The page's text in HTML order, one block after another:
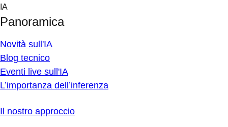
Skip
content
IA
Panoramica
Novità sull'IA
Blog tecnico
Eventi live sull'IA
L’importanza dell’inferenza
Il nostro approccio